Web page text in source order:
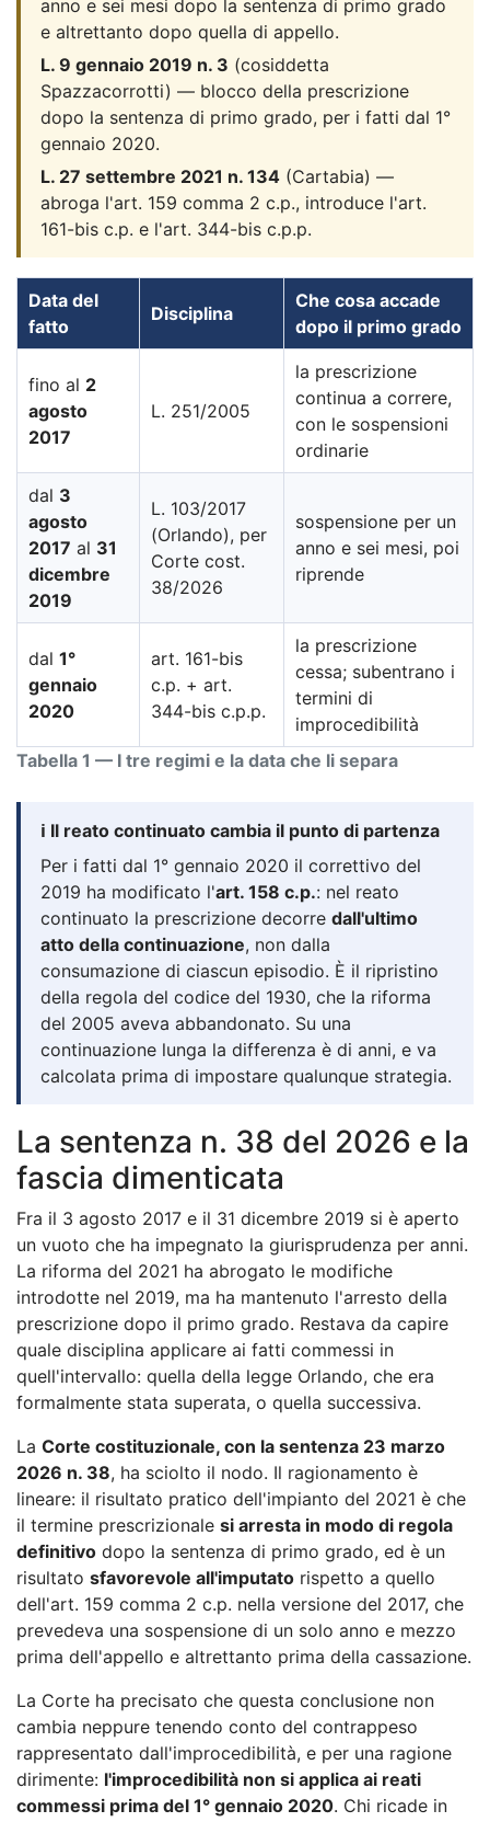
anno e sei mesi dopo la sentenza di primo grado
e altrettanto dopo quella di appello.
L. 9 gennaio 2019 n. 3 (cosiddetta
Spazzacorrotti) — blocco della prescrizione
dopo la sentenza di primo grado, per i fatti dal 1°
gennaio 2020.
L. 27 settembre 2021 n. 134 (Cartabia) —
abroga l'art. 159 comma 2 c.p., introduce l'art.
161-bis c.p. e l'art. 344-bis c.p.p.
Tabella 1 — I tre regimi e la data che li separa
Data del
fatto
Disciplina
Che cosa accade
dopo il primo grado
fino al 2
agosto
2017
L. 251/2005
la prescrizione
continua a correre,
con le sospensioni
ordinarie
dal 3
agosto
2017 al 31
dicembre
2019
L. 103/2017
(Orlando), per
Corte cost.
38/2026
sospensione per un
anno e sei mesi, poi
riprende
dal 1°
gennaio
2020
art. 161-bis
c.p. + art.
344-bis c.p.p.
la prescrizione
cessa; subentrano i
termini di
improcedibilità
ℹ️ Il reato continuato cambia il punto di partenza
Per i fatti dal 1° gennaio 2020 il correttivo del
2019 ha modificato l'art. 158 c.p.: nel reato
continuato la prescrizione decorre dall'ultimo
atto della continuazione, non dalla
consumazione di ciascun episodio. È il ripristino
della regola del codice del 1930, che la riforma
del 2005 aveva abbandonato. Su una
continuazione lunga la differenza è di anni, e va
calcolata prima di impostare qualunque strategia.
La sentenza n. 38 del 2026 e la
fascia dimenticata
Fra il 3 agosto 2017 e il 31 dicembre 2019 si è aperto
un vuoto che ha impegnato la giurisprudenza per anni.
La riforma del 2021 ha abrogato le modifiche
introdotte nel 2019, ma ha mantenuto l'arresto della
prescrizione dopo il primo grado. Restava da capire
quale disciplina applicare ai fatti commessi in
quell'intervallo: quella della legge Orlando, che era
formalmente stata superata, o quella successiva.
La Corte costituzionale, con la sentenza 23 marzo
2026 n. 38, ha sciolto il nodo. Il ragionamento è
lineare: il risultato pratico dell'impianto del 2021 è che
il termine prescrizionale si arresta in modo di regola
definitivo dopo la sentenza di primo grado, ed è un
risultato sfavorevole all'imputato rispetto a quello
dell'art. 159 comma 2 c.p. nella versione del 2017, che
prevedeva una sospensione di un solo anno e mezzo
prima dell'appello e altrettanto prima della cassazione.
La Corte ha precisato che questa conclusione non
cambia neppure tenendo conto del contrappeso
rappresentato dall'improcedibilità, e per una ragione
dirimente: l'improcedibilità non si applica ai reati
commessi prima del 1° gennaio 2020. Chi ricade in